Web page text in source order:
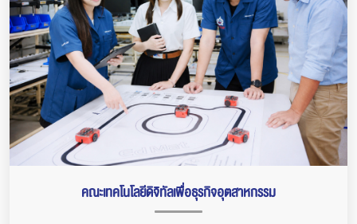
คณะเทคโนโลยีดิจิทัลเพื่อธุรกิจอุตสาหกรรม